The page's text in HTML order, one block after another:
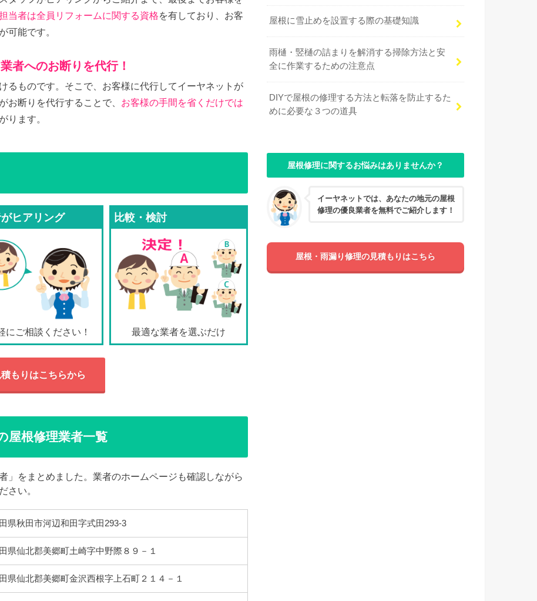
当者は全員リフォームに関する資格を有しており、お客
可能です。
業者へのお断りを代行！
るものです。そこで、お客様に代行してイーヤネットが
お断りを代行することで、 お客様の手間を省くだけでは
ります。
ヒアリング
にご相談ください！
比較・検討
最適な業者を選ぶだけ
もりはこちらから
屋根修理業者一覧
」をまとめました。業者のホームページも確認しながら
さい。
県秋田市河辺和田字式田293-3
県仙北郡美郷町土崎字中野際８９－１
県仙北郡美郷町金沢西根字上石町２１４－１
屋根に雪止めを設置する際の基礎知識
雨樋・竪樋の詰まりを解消する掃除方法と安
全に作業するための注意点
DIYで屋根の修理する方法と転落を防止するた
めに必要な３つの道具
屋根修理に関するお悩みはありませんか？
イーヤネットでは、あなたの地元の屋根
修理の優良業者を無料でご紹介します！
屋根・雨漏り修理の見積もりはこちら